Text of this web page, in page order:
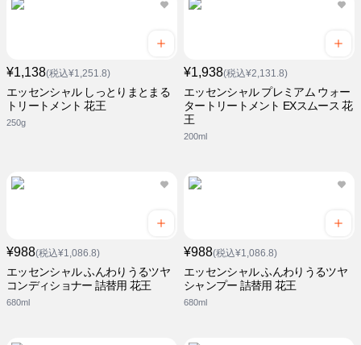
¥1,138(税込¥1,251.8)
エッセンシャル しっとりまとまる
トリートメント 花王
250g
¥1,938(税込¥2,131.8)
エッセンシャル プレミアム ウォー
タートリートメント EXスムース 花
王
200ml
¥988(税込¥1,086.8)
エッセンシャル ふんわりうるツヤ
コンディショナー 詰替用 花王
680ml
¥988(税込¥1,086.8)
エッセンシャル ふんわりうるツヤ
シャンプー 詰替用 花王
680ml